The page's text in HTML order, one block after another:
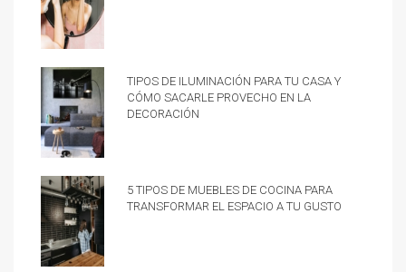
Tipos de iluminación para tu casa y
cómo sacarle provecho en la
decoración
5 tipos de muebles de cocina para
transformar el espacio a tu gusto